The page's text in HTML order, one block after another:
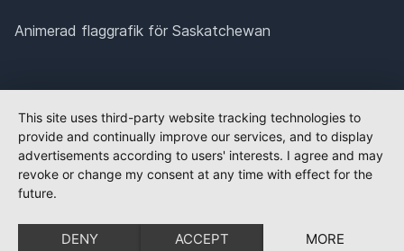
Animerad flaggrafik för Saskatchewan
This site uses third-party website tracking technologies to
provide and continually improve our services, and to display
advertisements according to users' interests. I agree and may
revoke or change my consent at any time with effect for the
future.
DENY ACCEPT MORE